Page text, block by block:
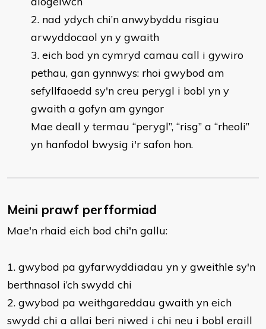
2. nad ydych chi’n anwybyddu risgiau
arwyddocaol yn y gwaith
3. eich bod yn cymryd camau call i gywiro
pethau, gan gynnwys: rhoi gwybod am
sefyllfaoedd sy'n creu perygl i bobl yn y
gwaith a gofyn am gyngor
Mae deall y termau “perygl”, “risg” a “rheoli”
yn hanfodol bwysig i'r safon hon.
Meini prawf perfformiad
Mae'n rhaid eich bod chi'n gallu:
1. gwybod pa gyfarwyddiadau yn y gweithle sy'n
berthnasol i’ch swydd chi
2. gwybod pa weithgareddau gwaith yn eich
swydd chi a allai beri niwed i chi neu i bobl eraill